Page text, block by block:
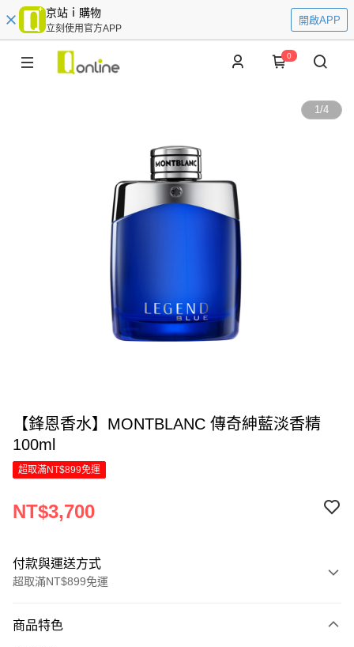
京站ｉ購物
立刻使用官方APP
開啟APP
0
1/4
【鋒恩香水】MONTBLANC 傳奇紳藍淡香精
100ml
超取滿NT$899免運
NT$3,700
付款與運送方式
超取滿NT$899免運
信用卡一次付款
商品特色